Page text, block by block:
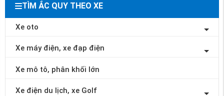
TÌM ẮC QUY THEO XE
Xe oto
Xe máy điện, xe đạp điện
Xe mô tô, phân khối lớn
Xe điện du lịch, xe Golf